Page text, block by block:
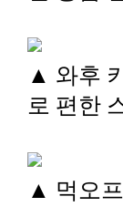
▲ 와후
로 편한
▲ 먹오